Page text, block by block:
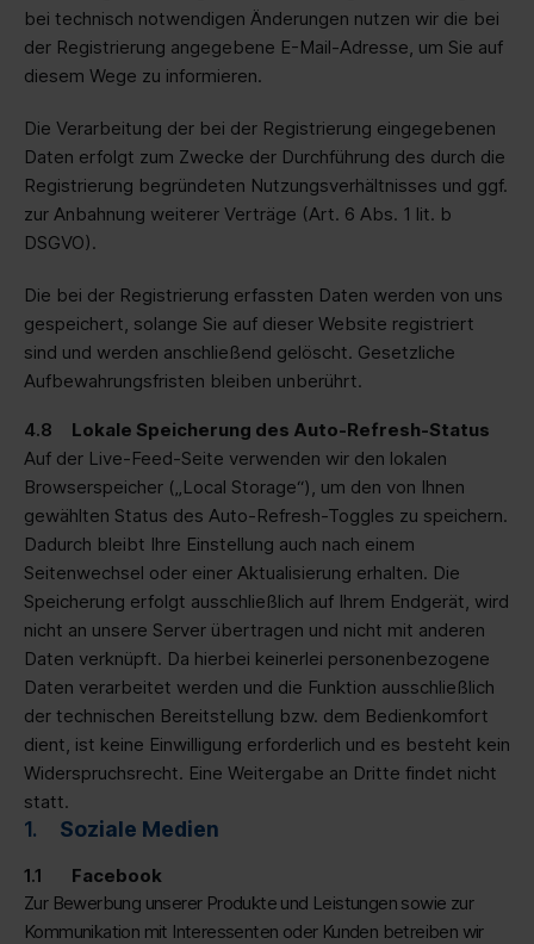
bei technisch notwendigen Änderungen nutzen wir die bei
der Registrierung angegebene E-Mail-Adresse, um Sie auf
diesem Wege zu informieren.
Die Verarbeitung der bei der Registrierung eingegebenen
Daten erfolgt zum Zwecke der Durchführung des durch die
Registrierung begründeten Nutzungsverhältnisses und ggf.
zur Anbahnung weiterer Verträge (Art. 6 Abs. 1 lit. b
DSGVO).
Die bei der Registrierung erfassten Daten werden von uns
gespeichert, solange Sie auf dieser Website registriert
sind und werden anschließend gelöscht. Gesetzliche
Aufbewahrungsfristen bleiben unberührt.
Lokale Speicherung des Auto-Refresh-Status
Auf der Live-Feed-Seite verwenden wir den lokalen
Browserspeicher („Local Storage“), um den von Ihnen
gewählten Status des Auto-Refresh-Toggles zu speichern.
Dadurch bleibt Ihre Einstellung auch nach einem
Seitenwechsel oder einer Aktualisierung erhalten. Die
Speicherung erfolgt ausschließlich auf Ihrem Endgerät, wird
nicht an unsere Server übertragen und nicht mit anderen
Daten verknüpft. Da hierbei keinerlei personenbezogene
Daten verarbeitet werden und die Funktion ausschließlich
der technischen Bereitstellung bzw. dem Bedienkomfort
dient, ist keine Einwilligung erforderlich und es besteht kein
Widerspruchsrecht. Eine Weitergabe an Dritte findet nicht
statt.
Soziale Medien
Facebook
Zur Bewerbung unserer Produkte und Leistungen sowie zur
Kommunikation mit Interessenten oder Kunden betreiben wir